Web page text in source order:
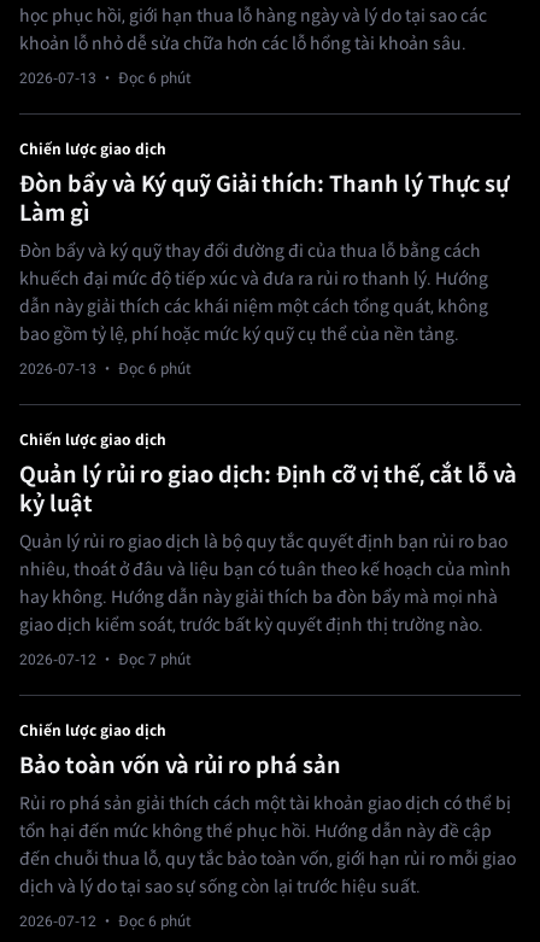
học phục hồi, giới hạn thua lỗ hàng ngày và lý do tại sao các
khoản lỗ nhỏ dễ sửa chữa hơn các lỗ hổng tài khoản sâu.
2026-07-13 · Đọc 6 phút
Chiến lược giao dịch
Đòn bẩy và Ký quỹ Giải thích: Thanh lý Thực sự
Làm gì
Đòn bẩy và ký quỹ thay đổi đường đi của thua lỗ bằng cách
khuếch đại mức độ tiếp xúc và đưa ra rủi ro thanh lý. Hướng
dẫn này giải thích các khái niệm một cách tổng quát, không
bao gồm tỷ lệ, phí hoặc mức ký quỹ cụ thể của nền tảng.
2026-07-13 · Đọc 6 phút
Chiến lược giao dịch
Quản lý rủi ro giao dịch: Định cỡ vị thế, cắt lỗ và
kỷ luật
Quản lý rủi ro giao dịch là bộ quy tắc quyết định bạn rủi ro bao
nhiêu, thoát ở đâu và liệu bạn có tuân theo kế hoạch của mình
hay không. Hướng dẫn này giải thích ba đòn bẩy mà mọi nhà
giao dịch kiểm soát, trước bất kỳ quyết định thị trường nào.
2026-07-12 · Đọc 7 phút
Chiến lược giao dịch
Bảo toàn vốn và rủi ro phá sản
Rủi ro phá sản giải thích cách một tài khoản giao dịch có thể bị
tổn hại đến mức không thể phục hồi. Hướng dẫn này đề cập
đến chuỗi thua lỗ, quy tắc bảo toàn vốn, giới hạn rủi ro mỗi giao
dịch và lý do tại sao sự sống còn lại trước hiệu suất.
2026-07-12 · Đọc 6 phút